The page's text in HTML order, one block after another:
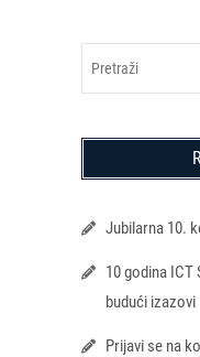
Jubilarna 10.
10 godina ICT
budući izazovi
Prijavi se na